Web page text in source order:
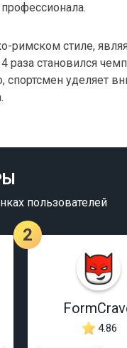
римском стиле,
раза становился
спортсмен уделяет
пользователей
2
4.86